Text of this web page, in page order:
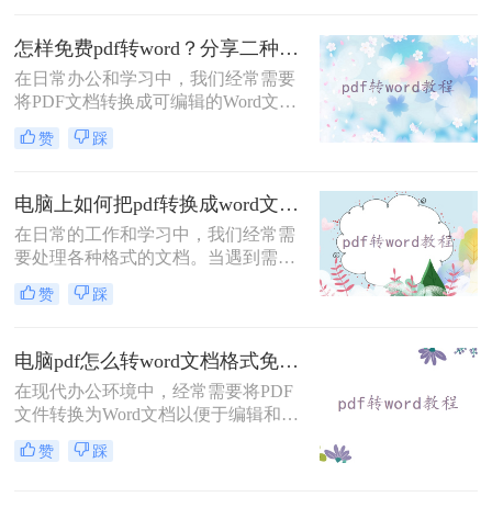
转word免费呢？本文将介绍三种免费
的PDF转Word方法。
怎样免费pdf转word？分享二种常用的转换方法！
在日常办公和学习中，我们经常需要
将PDF文档转换成可编辑的Word文
件。幸运的是，有多种免费的方法可
以实现这一目标。那么怎样免费pdf转
方法。
赞 踩
电脑上如何把pdf转换成word文档？学会这4种方法轻松完成转换！
在日常的工作和学习中，我们经常需
要处理各种格式的文档。当遇到需要
编辑或调整内容的PDF文件时，将其
转换为可编辑的Word文档就显得尤为
word文档呢？本文将介绍四种有效的
PDF转Word的方法，帮助你轻松完成
这一任务。
赞 踩
电脑pdf怎么转word文档格式免费？这2个方法了解一下！
在现代办公环境中，经常需要将PDF
文件转换为Word文档以便于编辑和修
改。对于那些希望节省成本的用户来
说，找到一种免费且有效的PDF转
赞 踩